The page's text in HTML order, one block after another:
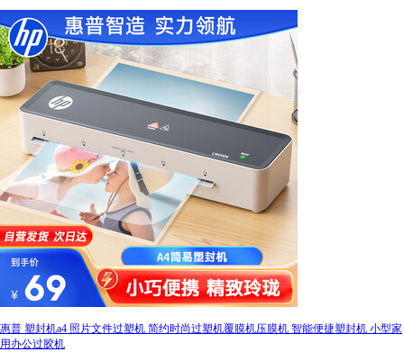
惠普 塑封机a4 照片文件过塑机 简约时尚过塑机覆膜机压膜机 智能便捷塑封机 小型家
用办公过胶机